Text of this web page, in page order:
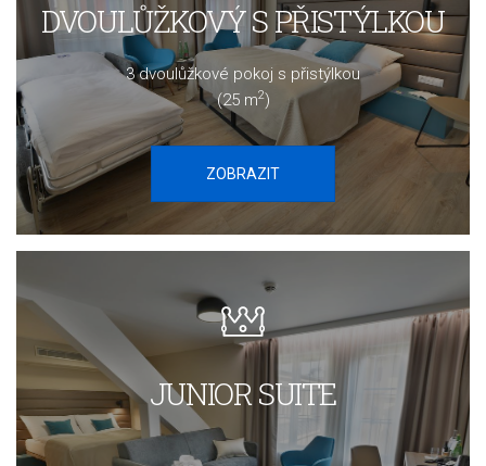
DVOULŮŽKOVÝ S PŘISTÝLKOU
3 dvoulůžkové pokoj s přistýlkou
(25 m2)
ZOBRAZIT
JUNIOR SUITE